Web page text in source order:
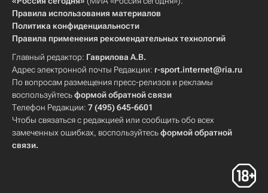
Правила использования материалов
Политика конфиденциальности
Правила применения рекомендательных технологий
Главный редактор: Гаврилова А.В.
Адрес электронной почты Редакции: r-sport.internet@ria.ru
По вопросам размещения пресс-релизов и рекламы
воспользуйтесьформой обратной связи
Телефон Редакции: 7 (495) 645-6601
Чтобы связаться с редакцией или сообщить обо всех
замеченных ошибках, воспользуйтесьформой обратной
связи.